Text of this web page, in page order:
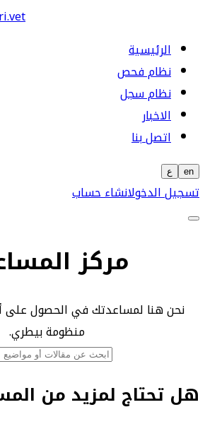
الرئيسية
نظام فحص
نظام سجل
الاخبار
اتصل بنا
en ع
تسجيل الدخولانشاء حساب
مركز
نحن هنا لمساعدتك في الحصول
منظومة بيطري.
هل تحتاج لمزيد من